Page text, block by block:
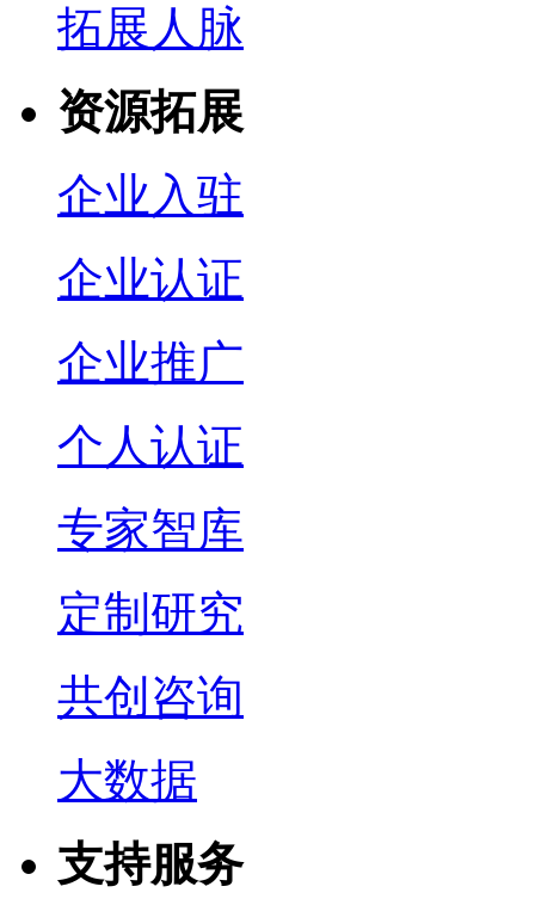
拓展人脉
资源拓展
企业入驻
企业认证
企业推广
个人认证
专家智库
定制研究
共创咨询
大数据
支持服务